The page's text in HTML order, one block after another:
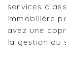
services
immobilière
avez une
la gestion du